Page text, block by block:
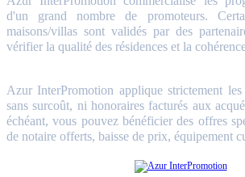
d'un grand nombre de promoteurs.
maisons/villas sont validés par des
vérifier la qualité des résidences et la
Azur InterPromotion applique strictement
sans surcoût, ni honoraires facturés aux
échéant, vous pouvez bénéficier des offres
de notaire offerts, baisse de prix, équipement